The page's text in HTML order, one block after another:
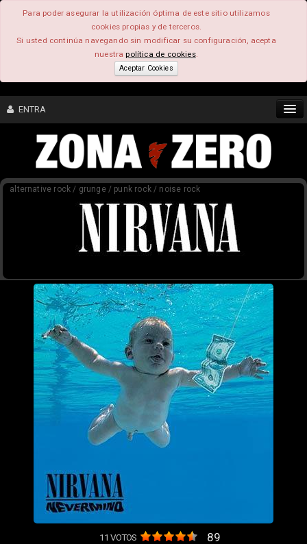
Para poder asegurar la utilización óptima de este sitio utilizamos
cookies propias y de terceros.
Si usted continúa navegando sin modificar su configuración, acepta
nuestrapolítica de cookies.
Aceptar Cookies
ENTRA
CONTENIDO
COMUNIDAD
alternative rock / grunge / punk rock / noise rock
11 VOTOS 89